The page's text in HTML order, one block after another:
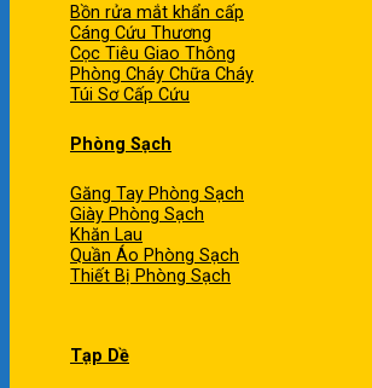
Bồn rửa mắt khẩn cấp
Cáng Cứu Thương
Cọc Tiêu Giao Thông
Phòng Cháy Chữa Cháy
Túi Sơ Cấp Cứu
Phòng Sạch
Găng Tay Phòng Sạch
Giày Phòng Sạch
Khăn Lau
Quần Áo Phòng Sạch
Thiết Bị Phòng Sạch
Tạp Dề